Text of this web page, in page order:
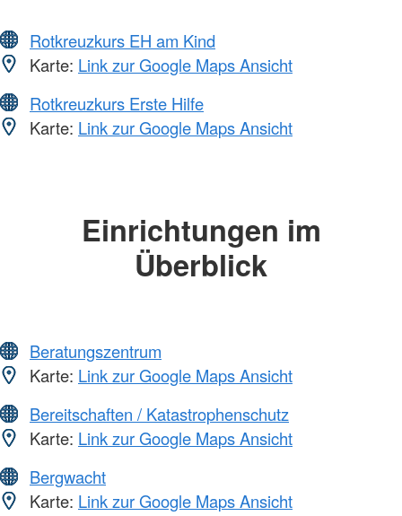
Rotkreuzkurs EH am Kind
Karte: Link zur Google Maps Ansicht
Rotkreuzkurs Erste Hilfe
Karte: Link zur Google Maps Ansicht
Einrichtungen im
Überblick
Beratungszentrum
Karte: Link zur Google Maps Ansicht
Bereitschaften / Katastrophenschutz
Karte: Link zur Google Maps Ansicht
Bergwacht
Karte: Link zur Google Maps Ansicht